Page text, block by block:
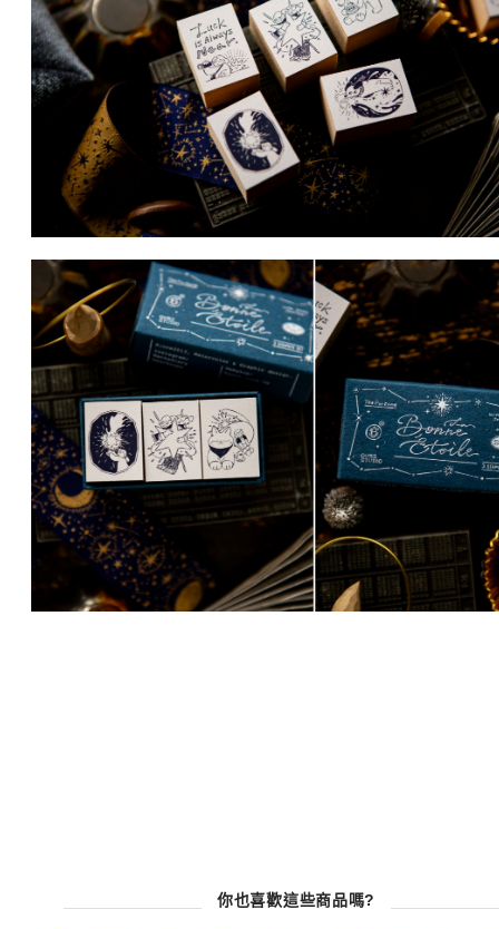
你也喜歡這些商品嗎?